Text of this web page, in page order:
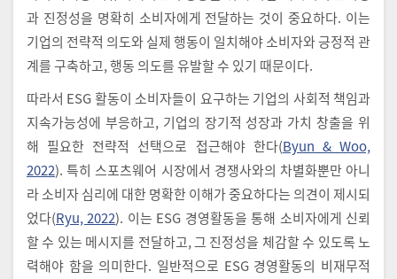
과 진정성을 명확히 소비자에게 전달하는 것이 중요하다. 이는
기업의 전략적 의도와 실제 행동이 일치해야 소비자와 긍정적 관
계를 구축하고, 행동 의도를 유발할 수 있기 때문이다.
따라서 ESG 활동이 소비자들이 요구하는 기업의 사회적 책임과
지속가능성에 부응하고, 기업의 장기적 성장과 가치 창출을 위
해 필요한 전략적 선택으로 접근해야 한다(Byun & Woo,
2022). 특히 스포츠웨어 시장에서 경쟁사와의 차별화뿐만 아니
라 소비자 심리에 대한 명확한 이해가 중요하다는 의견이 제시되
었다(Ryu, 2022). 이는 ESG 경영활동을 통해 소비자에게 신뢰
할 수 있는 메시지를 전달하고, 그 진정성을 체감할 수 있도록 노
력해야 함을 의미한다. 일반적으로 ESG 경영활동의 비재무적